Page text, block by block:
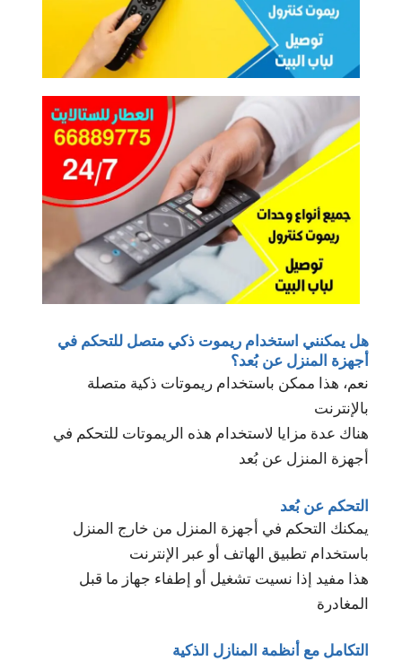
هل يمكنني استخدام ريموت ذكي متصل للتحكم في
أجهزة المنزل عن بُعد؟
نعم، هذا ممكن باستخدام ريموتات ذكية متصلة
بالإنترنت
هناك عدة مزايا لاستخدام هذه الريموتات للتحكم في
أجهزة المنزل عن بُعد
التحكم عن بُعد
يمكنك التحكم في أجهزة المنزل من خارج المنزل
باستخدام تطبيق الهاتف أو عبر الإنترنت
هذا مفيد إذا نسيت تشغيل أو إطفاء جهاز ما قبل
المغادرة
التكامل مع أنظمة المنازل الذكية